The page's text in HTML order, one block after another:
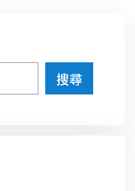
搜尋